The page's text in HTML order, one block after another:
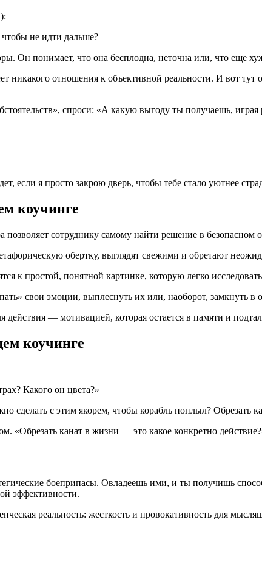
не идти дальше?
Он понимает, что она бесплодна, неточна или, что еще
отношения к объективной реальности. И вот тут
спроси: «А какую выгоду ты получаешь,
если я просто закрою дверь, чтобы тебе стало уютнее
коучинге
сотруднику самому найти решение в безопасном
обертку, выглядят свежими и обретают
к простой, понятной картинке, которую легко
свои эмоции, выплеснуть их или, наоборот, замкнуть в
— мотивацией, которая остается в памяти и
коучинге
Какого он цвета?»
сделать с этим якорем, чтобы корабль поплыл? Обрезать
«Обрезать канат в жизни — это какое конкретно
боеприпасы. Овладеешь ими, и ты получишь способ
эффективности.
реальность: жесткость и провокативность для